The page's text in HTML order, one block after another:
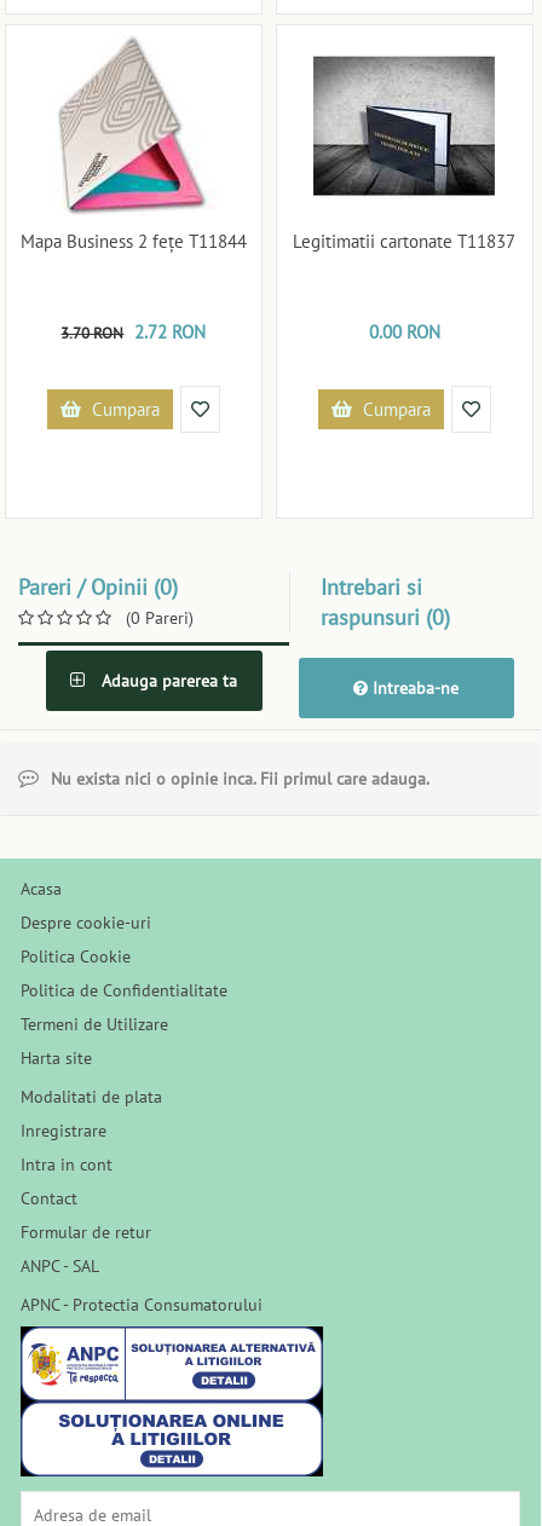
Mapa Business 2 fețe T11844
3.70 RON 2.72 RON
Cumpara
Legitimatii cartonate T11837
0.00 RON
Cumpara
Pareri / Opinii (0)
(0 Pareri)
Intrebari si
raspunsuri (0)
Adauga parerea ta Intreaba-ne
Nu exista nici o opinie inca. Fii primul care adauga.
Acasa
Despre cookie-uri
Politica Cookie
Politica de Confidentialitate
Termeni de Utilizare
Harta site
Modalitati de plata
Inregistrare
Intra in cont
Contact
Formular de retur
ANPC - SAL
APNC - Protectia Consumatorului